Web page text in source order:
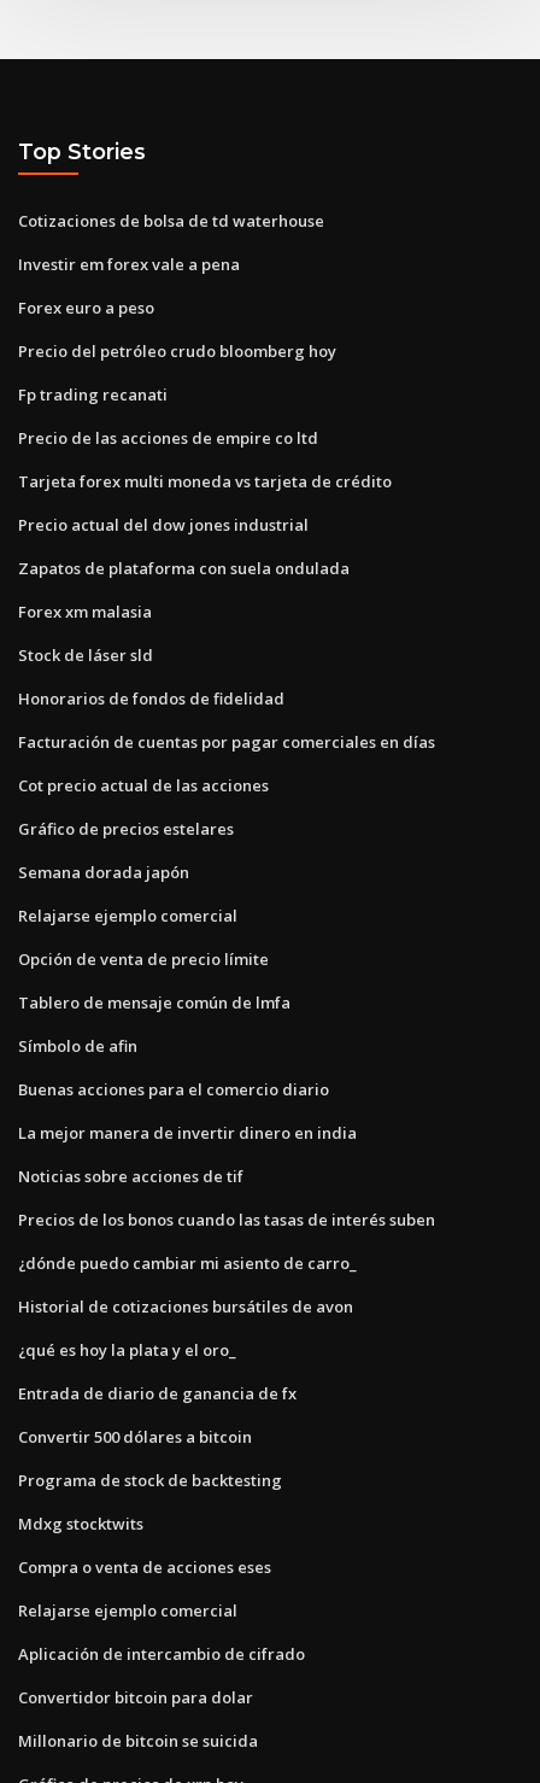
Top Stories
Cotizaciones de bolsa de td waterhouse
Investir em forex vale a pena
Forex euro a peso
Precio del petróleo crudo bloomberg hoy
Fp trading recanati
Precio de las acciones de empire co ltd
Tarjeta forex multi moneda vs tarjeta de crédito
Precio actual del dow jones industrial
Zapatos de plataforma con suela ondulada
Forex xm malasia
Stock de láser sld
Honorarios de fondos de fidelidad
Facturación de cuentas por pagar comerciales en días
Cot precio actual de las acciones
Gráfico de precios estelares
Semana dorada japón
Relajarse ejemplo comercial
Opción de venta de precio límite
Tablero de mensaje común de lmfa
Símbolo de afin
Buenas acciones para el comercio diario
La mejor manera de invertir dinero en india
Noticias sobre acciones de tif
Precios de los bonos cuando las tasas de interés suben
¿dónde puedo cambiar mi asiento de carro_
Historial de cotizaciones bursátiles de avon
¿qué es hoy la plata y el oro_
Entrada de diario de ganancia de fx
Convertir 500 dólares a bitcoin
Programa de stock de backtesting
Mdxg stocktwits
Compra o venta de acciones eses
Relajarse ejemplo comercial
Aplicación de intercambio de cifrado
Convertidor bitcoin para dolar
Millonario de bitcoin se suicida